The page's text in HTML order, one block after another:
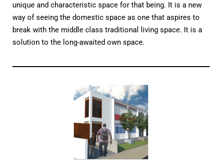
unique and characteristic space for that being. It is a new
way of seeing the domestic space as one that aspires to
break with the middle class traditional living space. It is a
solution to the long-awaited own space.